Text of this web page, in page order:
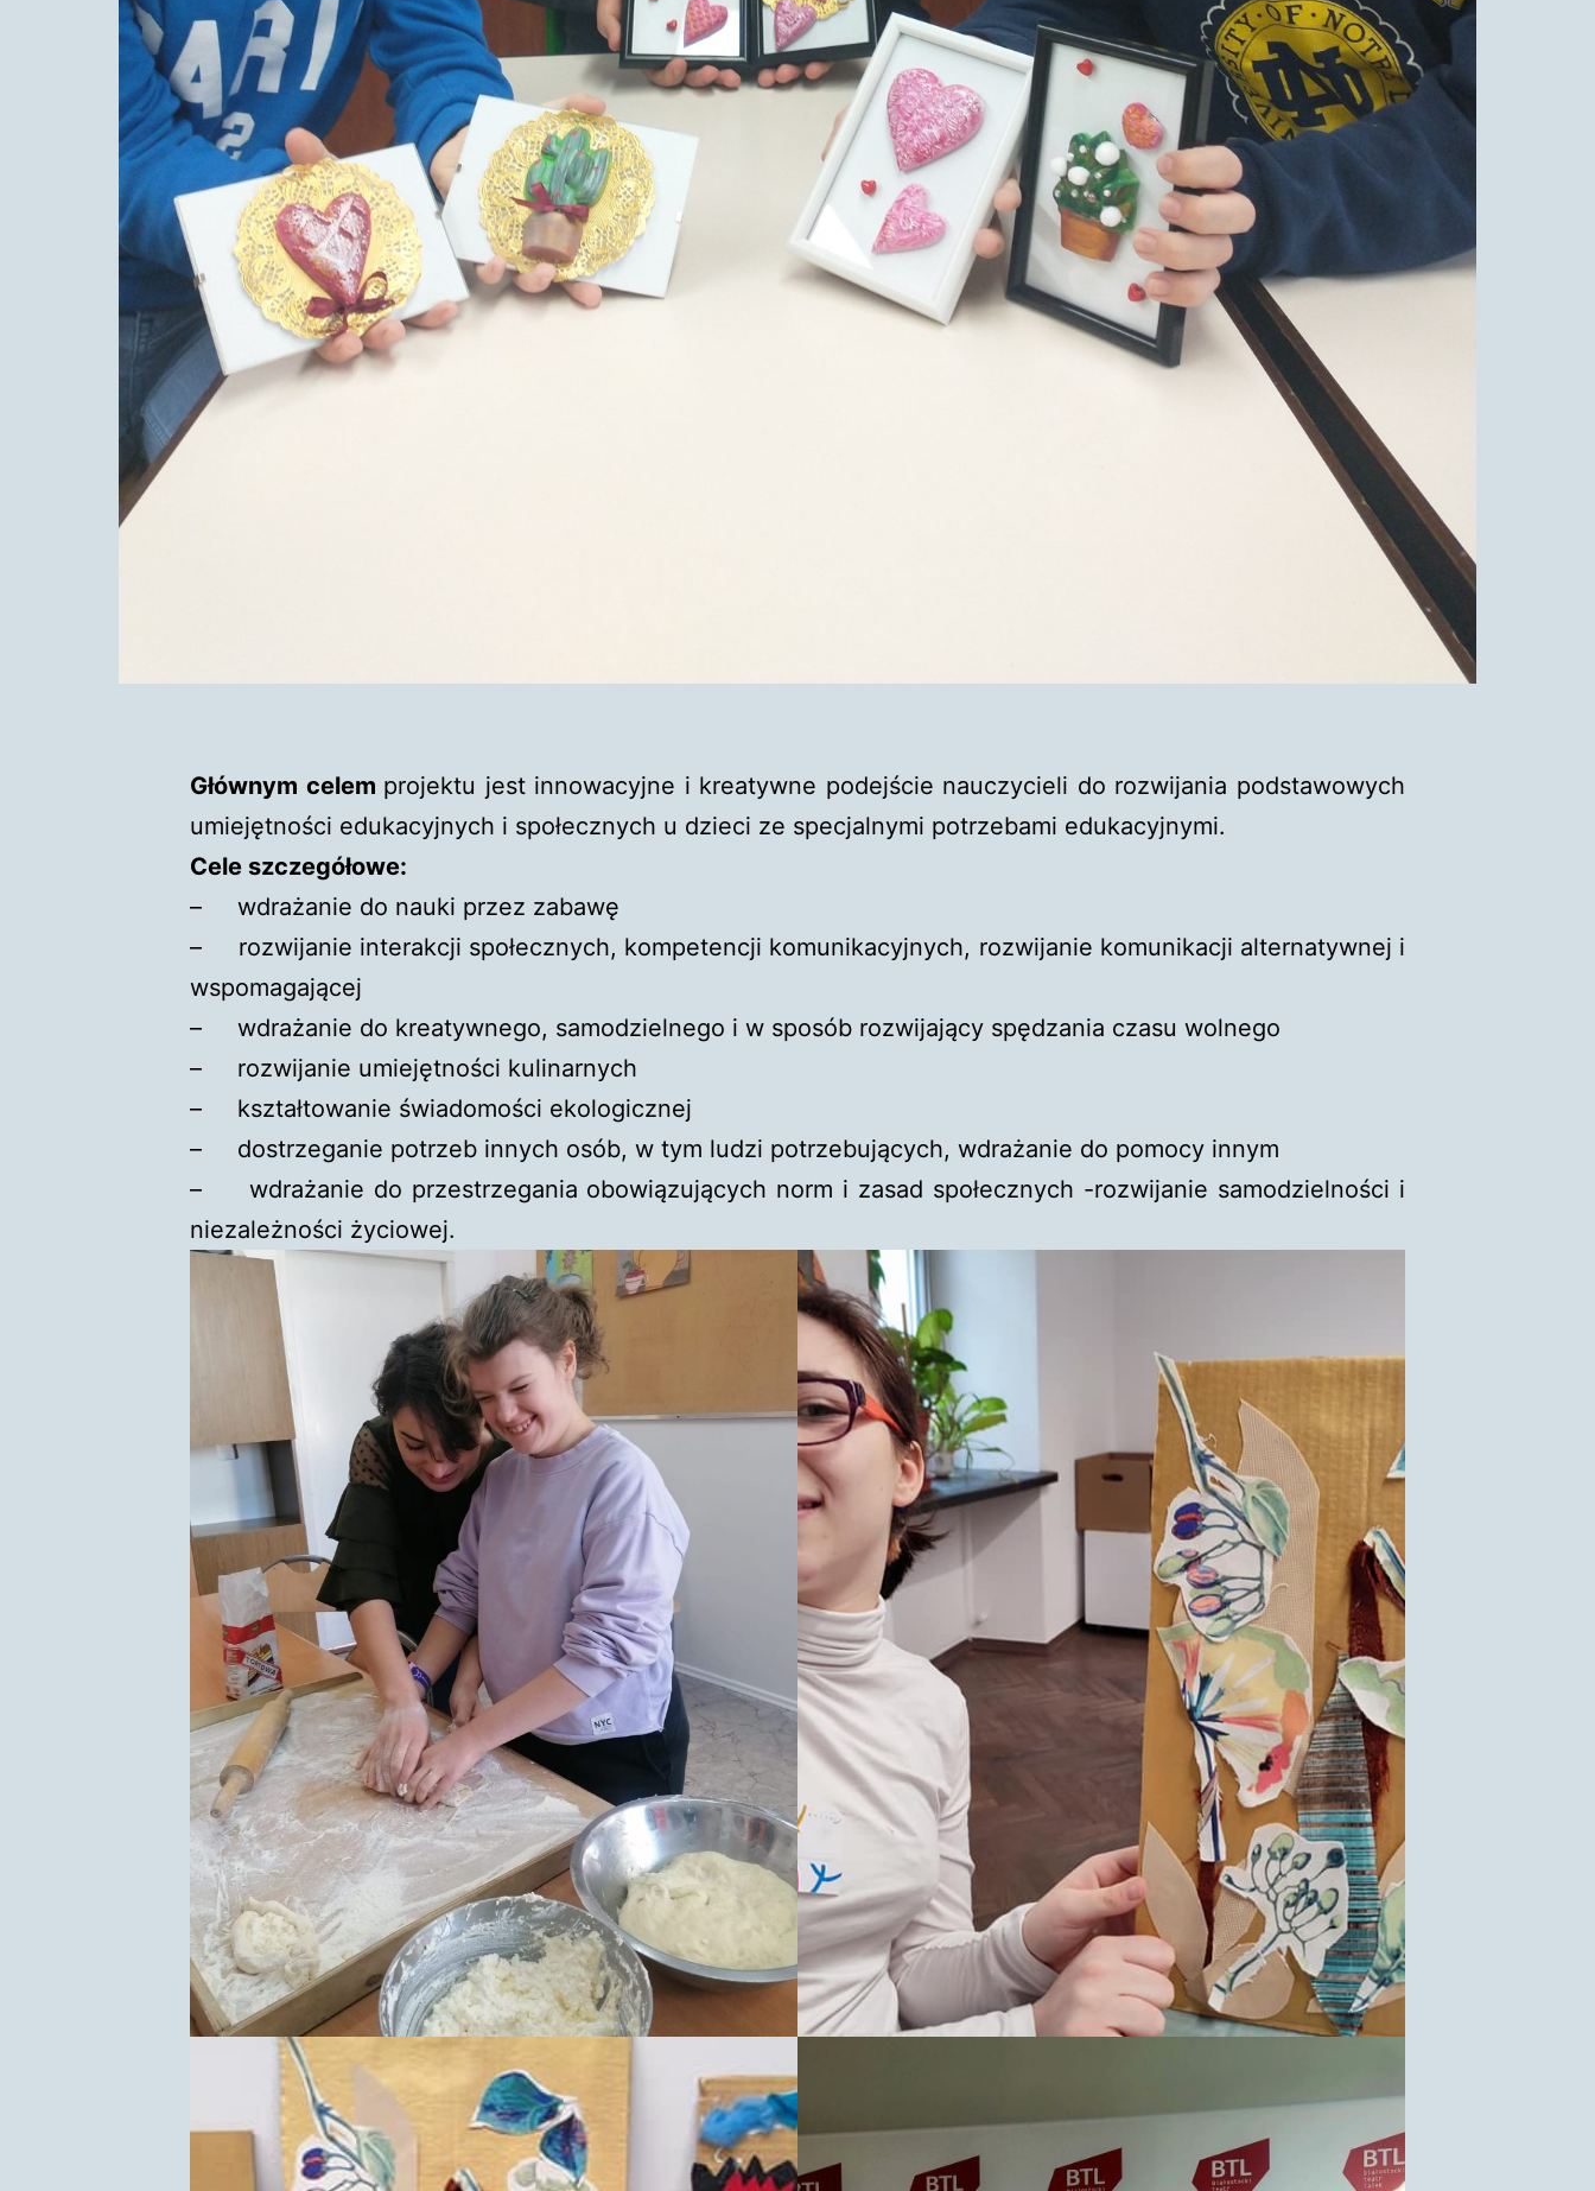
Głównym celem projektu jest innowacyjne i kreatywne podejście nauczycieli do rozwijania podstawowych
umiejętności edukacyjnych i społecznych u dzieci ze specjalnymi potrzebami edukacyjnymi.
Cele szczegółowe:
– wdrażanie do nauki przez zabawę
– rozwijanie interakcji społecznych, kompetencji komunikacyjnych, rozwijanie komunikacji alternatywnej i
wspomagającej
– wdrażanie do kreatywnego, samodzielnego i w sposób rozwijający spędzania czasu wolnego
– rozwijanie umiejętności kulinarnych
– kształtowanie świadomości ekologicznej
– dostrzeganie potrzeb innych osób, w tym ludzi potrzebujących, wdrażanie do pomocy innym
– wdrażanie do przestrzegania obowiązujących norm i zasad społecznych -rozwijanie samodzielności i
niezależności życiowej.